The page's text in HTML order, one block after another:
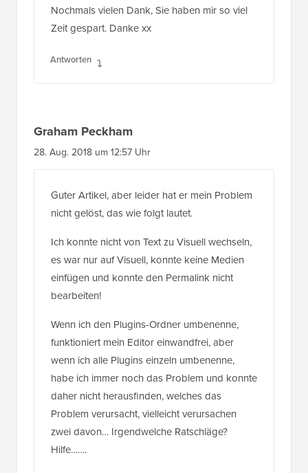
Nochmals vielen Dank, Sie haben mir so viel
Zeit gespart. Danke xx
Antworten
Graham Peckham
28. Aug. 2018 um 12:57 Uhr
Guter Artikel, aber leider hat er mein Problem
nicht gelöst, das wie folgt lautet.
Ich konnte nicht von Text zu Visuell wechseln,
es war nur auf Visuell, konnte keine Medien
einfügen und konnte den Permalink nicht
bearbeiten!
Wenn ich den Plugins-Ordner umbenenne,
funktioniert mein Editor einwandfrei, aber
wenn ich alle Plugins einzeln umbenenne,
habe ich immer noch das Problem und konnte
daher nicht herausfinden, welches das
Problem verursacht, vielleicht verursachen
zwei davon… Irgendwelche Ratschläge?
Hilfe…….